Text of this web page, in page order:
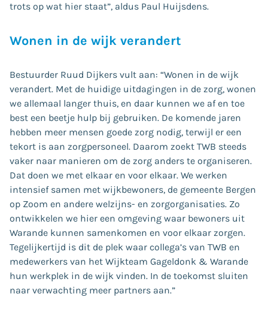
trots op wat hier staat”, aldus Paul Huijsdens.
Wonen in de wijk verandert
Bestuurder Ruud Dijkers vult aan: “Wonen in de wijk
verandert. Met de huidige uitdagingen in de zorg, wonen
we allemaal langer thuis, en daar kunnen we af en toe
best een beetje hulp bij gebruiken. De komende jaren
hebben meer mensen goede zorg nodig, terwijl er een
tekort is aan zorgpersoneel. Daarom zoekt TWB steeds
vaker naar manieren om de zorg anders te organiseren.
Dat doen we met elkaar en voor elkaar. We werken
intensief samen met wijkbewoners, de gemeente Bergen
op Zoom en andere welzijns- en zorgorganisaties. Zo
ontwikkelen we hier een omgeving waar bewoners uit
Warande kunnen samenkomen en voor elkaar zorgen.
Tegelijkertijd is dit de plek waar collega’s van TWB en
medewerkers van het Wijkteam Gageldonk & Warande
hun werkplek in de wijk vinden. In de toekomst sluiten
naar verwachting meer partners aan.”